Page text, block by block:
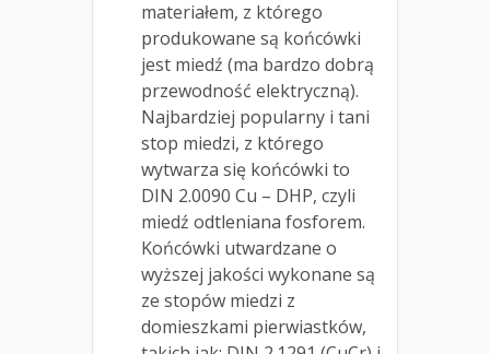
materiałem, z którego
produkowane są końcówki
jest miedź (ma bardzo dobrą
przewodność elektryczną).
Najbardziej popularny i tani
stop miedzi, z którego
wytwarza się końcówki to
DIN 2.0090 Cu – DHP, czyli
miedź odtleniana fosforem.
Końcówki utwardzane o
wyższej jakości wykonane są
ze stopów miedzi z
domieszkami pierwiastków,